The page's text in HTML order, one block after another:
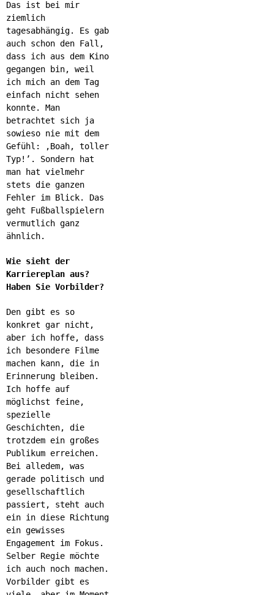
Das ist bei mir
ziemlich
tagesabhängig. Es gab
auch schon den Fall,
dass ich aus dem Kino
gegangen bin, weil
ich mich an dem Tag
einfach nicht sehen
konnte. Man
betrachtet sich ja
sowieso nie mit dem
Gefühl: ‚Boah, toller
Typ!’. Sondern hat
man hat vielmehr
stets die ganzen
Fehler im Blick. Das
geht Fußballspielern
vermutlich ganz
ähnlich.
Wie sieht der
Karriereplan aus?
Haben Sie Vorbilder?
Den gibt es so
konkret gar nicht,
aber ich hoffe, dass
ich besondere Filme
machen kann, die in
Erinnerung bleiben.
Ich hoffe auf
möglichst feine,
spezielle
Geschichten, die
trotzdem ein großes
Publikum erreichen.
Bei alledem, was
gerade politisch und
gesellschaftlich
passiert, steht auch
ein in diese Richtung
ein gewisses
Engagement im Fokus.
Selber Regie möchte
ich auch noch machen.
Vorbilder gibt es